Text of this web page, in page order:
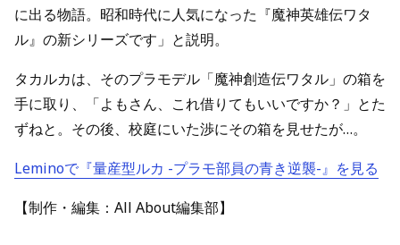
に出る物語。昭和時代に人気になった『魔神英雄伝ワタ
ル』の新シリーズです」と説明。
タカルカは、そのプラモデル「魔神創造伝ワタル」の箱を
手に取り、「よもさん、これ借りてもいいですか？」とた
ずねと。その後、校庭にいた渉にその箱を見せたが…。
Leminoで『量産型ルカ -プラモ部員の青き逆襲-』を見る
【制作・編集：All About編集部】